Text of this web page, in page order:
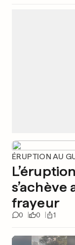
ÉRUPTION AU
s’achève
frayeur
0 0 1